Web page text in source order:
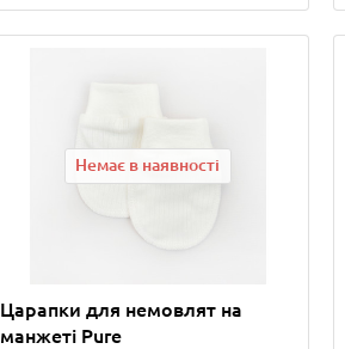
Немає в наявності
Царапки для немовлят на
манжеті Pure